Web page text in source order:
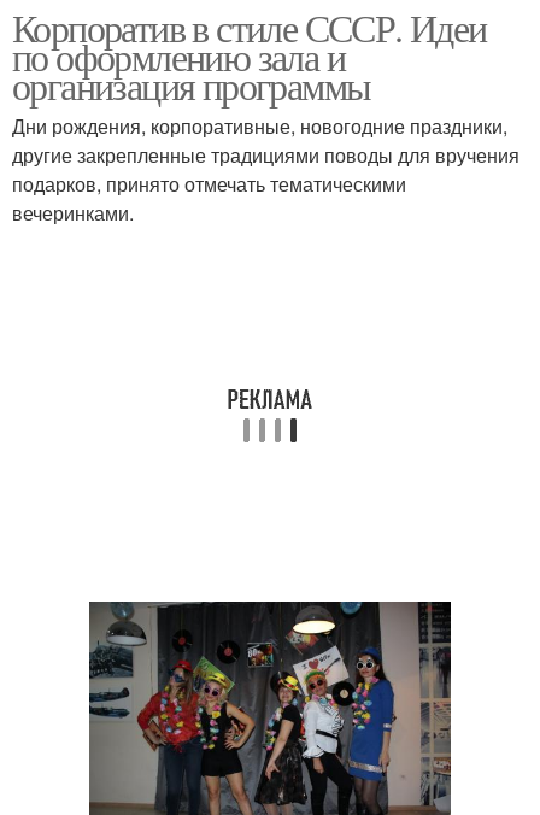
корпоратива
Тематический
корпоратив
Корпоратив на природе Летний корпоратив
Корпоратив в стиле СССР. Идеи
по оформлению зала и
организация программы
Дни рождения, корпоративные, новогодние праздники,
другие закрепленные традициями поводы для вручения
подарков, принято отмечать тематическими
вечеринками.